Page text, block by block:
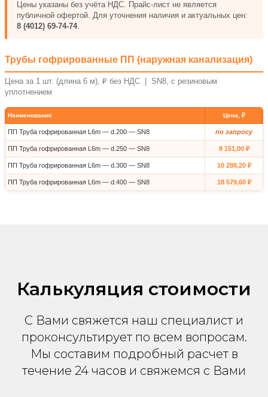
Цены указаны без учёта НДС. Прайс-лист не является
публичной офертой. Для уточнения наличия и актуальных цен:
8 (4012) 69-74-74.
Трубы гофрированные ПП (наружная канализация)
Цена за 1 шт. (длина 6 м), ₽ без НДС | SN8, с резиновым
уплотнением
Наименование Цена, ₽
ПП Труба гофрированная L6m — d.200 — SN8 по запросу
ПП Труба гофрированная L6m — d.250 — SN8 8 151,00 ₽
ПП Труба гофрированная L6m — d.300 — SN8 10 288,20 ₽
ПП Труба гофрированная L6m — d.400 — SN8 18 579,60 ₽
Калькуляция стоимости
С Вами свяжется наш специалист и
проконсультирует по всем вопросам.
Мы составим подробный расчет в
течение 24 часов и свяжемся с Вами